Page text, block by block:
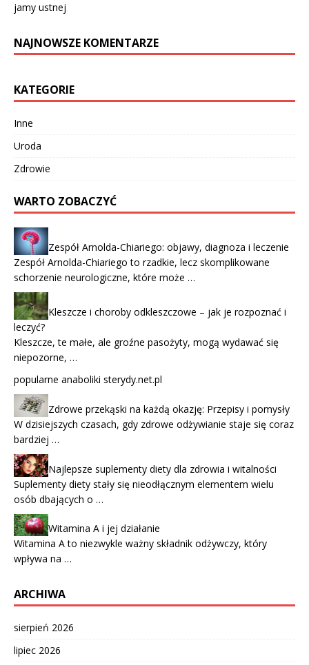
jamy ustnej
NAJNOWSZE KOMENTARZE
KATEGORIE
Inne
Uroda
Zdrowie
WARTO ZOBACZYĆ
Zespół Arnolda-Chiariego: objawy, diagnoza i leczenie
Zespół Arnolda-Chiariego to rzadkie, lecz skomplikowane
schorzenie neurologiczne, które może …
Kleszcze i choroby odkleszczowe – jak je rozpoznać i
leczyć?
Kleszcze, te małe, ale groźne pasożyty, mogą wydawać się
niepozorne, …
popularne anaboliki sterydy.net.pl
Zdrowe przekąski na każdą okazję: Przepisy i pomysły
W dzisiejszych czasach, gdy zdrowe odżywianie staje się coraz
bardziej …
Najlepsze suplementy diety dla zdrowia i witalności
Suplementy diety stały się nieodłącznym elementem wielu
osób dbających o …
Witamina A i jej działanie
Witamina A to niezwykle ważny składnik odżywczy, który
wpływa na …
ARCHIWA
sierpień 2026
lipiec 2026